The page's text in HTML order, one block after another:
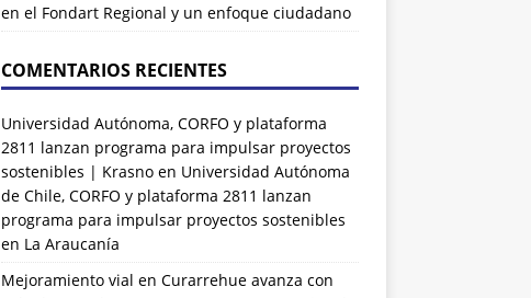
en el Fondart Regional y un enfoque ciudadano
COMENTARIOS RECIENTES
Universidad Autónoma, CORFO y plataforma
2811 lanzan programa para impulsar proyectos
sostenibles | Krasnoen Universidad Autónoma
de Chile, CORFO y plataforma 2811 lanzan
programa para impulsar proyectos sostenibles
en La Araucanía
Mejoramiento vial en Curarrehue avanza con